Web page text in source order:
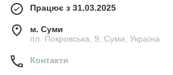
Працює з 31.03.2025
м. Суми
пл. Покровська, 9, Суми, Україна
Контакти